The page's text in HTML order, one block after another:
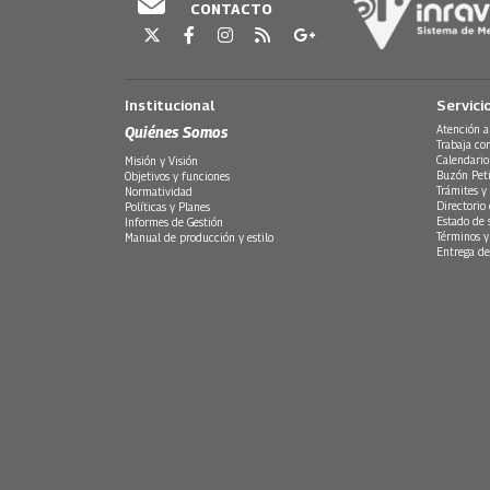
CONTACTO
Institucional
Quiénes Somos
Misión y Visión
Objetivos y funciones
Normatividad
Políticas y Planes
Informes de Gestión
Manual de producción y estilo
Atención
Trabaja
Buzón
Trámites y
Directorio
Estado de
Términos
Entrega